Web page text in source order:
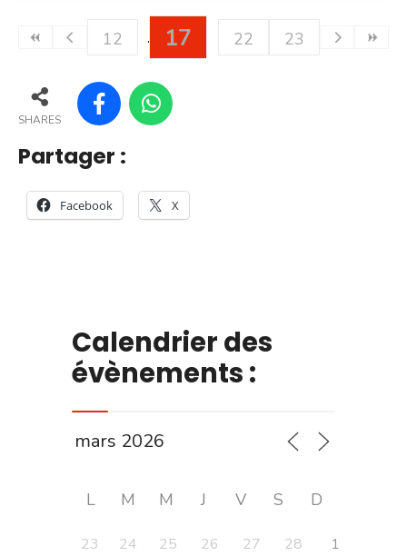
12 17 22 23
SHARES
Partager :
Facebook X
Calendrier des
évènements :
L M M J V S D
23 24 25 26 27 28 1